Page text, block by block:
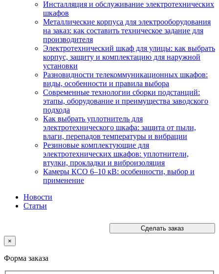
Инсталляция и обслуживание электротехнических
шкафов
Металлические корпуса для электрооборудования
на заказ: как составить техническое задание для
производителя
Электротехнический шкаф для улицы: как выбрать
корпус, защиту и комплектацию для наружной
установки
Разновидности телекоммуникационных шкафов:
виды, особенности и правила выбора
Современные технологии сборки подстанций:
этапы, оборудование и преимущества заводского
подхода
Как выбрать уплотнитель для
электротехнического шкафа: защита от пыли,
влаги, перепадов температуры и вибрации
Резиновые комплектующие для
электротехнических шкафов: уплотнители,
втулки, прокладки и виброизоляция
Камеры КСО 6–10 кВ: особенности, выбор и
применение
Новости
Статьи
Сделать заказ
×
Форма заказа